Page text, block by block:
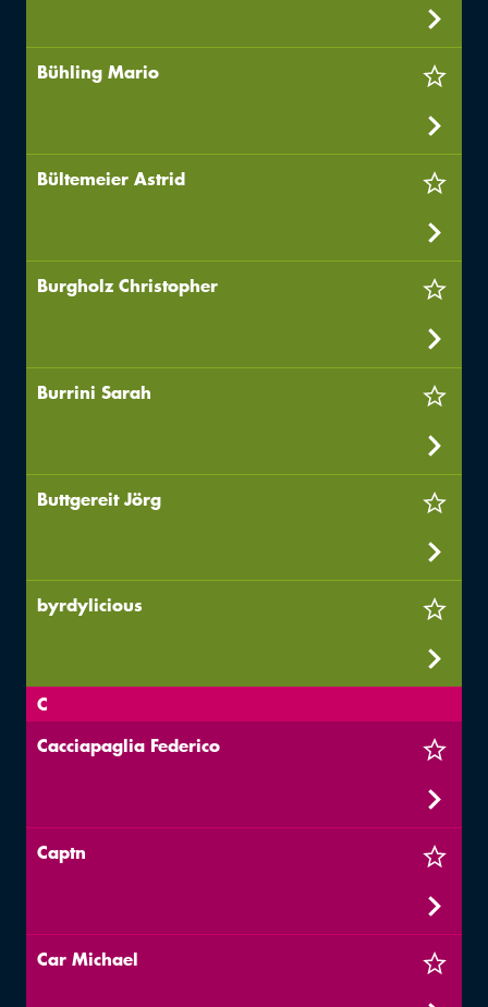
Bühling Mario
Bültemeier Astrid
Burgholz Christopher
Burrini Sarah
Buttgereit Jörg
byrdylicious
C
Cacciapaglia Federico
Captn
Car Michael